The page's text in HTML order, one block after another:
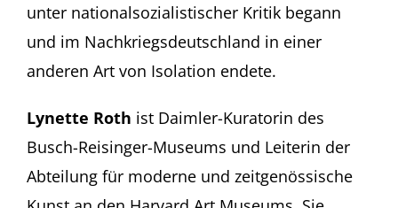
unter nationalsozialistischer Kritik begann
und im Nachkriegsdeutschland in einer
anderen Art von Isolation endete.
Lynette Roth ist Daimler-Kuratorin des
Busch-Reisinger-Museums und Leiterin der
Abteilung für moderne und zeitgenössische